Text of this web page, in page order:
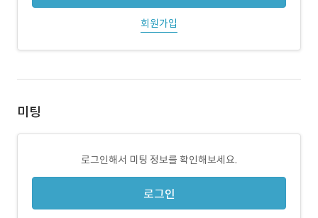
회원가입
미팅
로그인해서 미팅 정보를 확인해보세요.
로그인